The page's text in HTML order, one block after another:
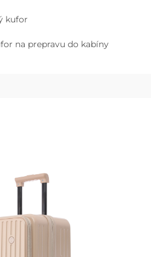
kufor
na prepravu do kabíny